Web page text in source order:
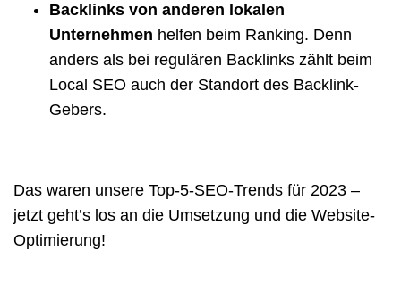
Backlinks von anderen lokalen
Unternehmen helfen beim Ranking. Denn
anders als bei regulären Backlinks zählt beim
Local SEO auch der Standort des Backlink-
Gebers.
Das waren unsere Top-5-SEO-Trends für 2023 –
jetzt geht’s los an die Umsetzung und die Website-
Optimierung!